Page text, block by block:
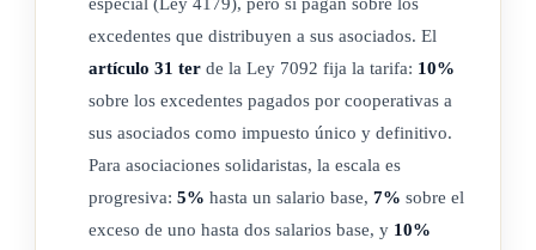
profesionales, las empresas del Estado, los entes
colectivos sin personalidad jurídica y las cuentas en
participación que haya en el país.
Se exceptúa de la aplicación de lo dispuesto en el párrafo
anterior a las sociedades inactivas, las cuales estarán en la
obligación de suministrar a la Administración Tributaria solo
la información resumen de los incrementos en sus activos,
excedentes que distribuyen a sus asociados. El
artículo 31 ter de la Ley 7092 fija la tarifa: 10%
sobre los excedentes pagados por cooperativas a
sus asociados como impuesto único y definitivo.
Para asociaciones solidaristas, la escala es
progresiva: 5% hasta un salario base, 7% sobre el
exceso de uno hasta dos salarios base, y 10%